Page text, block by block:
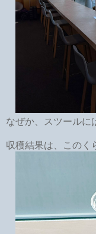
なぜか、スツールに
収穫結果は、このく